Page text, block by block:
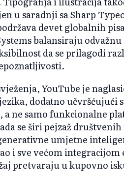
u saradnji sa Sharp
devet globalnih
balansiraju
da se prilagodi
YouTube je
dodatno učvršćujući
a ne samo funkcionalne
se širi pejzaž
umjetne
i sve većom
pretvaraju u kupovno